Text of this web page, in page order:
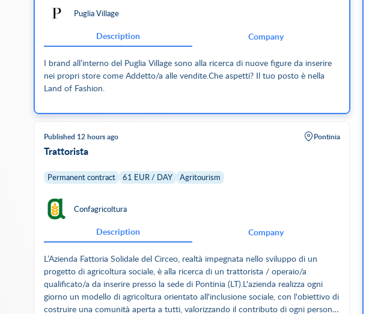
Puglia Village
Description Company
I brand all’interno del Puglia Village sono alla ricerca di nuove figure da inserire
nei propri store come Addetto/a alle vendite.Che aspetti? Il tuo posto è nella
Land of Fashion.
Published 12 hours ago Pontinia
Trattorista
Permanent contract 61 EUR / DAY Agritourism
Confagricoltura
Description Company
L’Azienda Fattoria Solidale del Circeo, realtà impegnata nello sviluppo di un
progetto di agricoltura sociale, è alla ricerca di un trattorista / operaio/a
qualificato/a da inserire presso la sede di Pontinia (LT).L'azienda realizza ogni
giorno un modello di agricoltura orientato all'inclusione sociale, con l'obiettivo di
costruire una comunità aperta a tutti, valorizzando il contributo di ogni persona